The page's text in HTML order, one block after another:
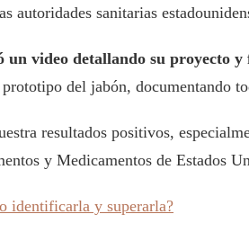
autoridades sanitarias
un video detallando su proyecto
del jabón, documentando
resultados positivos,
y Medicamentos de Estados
identificarla y superarla?